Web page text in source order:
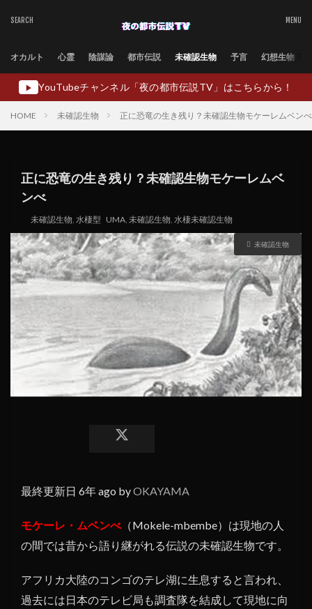
オカルト 心霊 陰謀論 都市伝説 未確認生物 予言 幻想生物
▶ YouTubeチャンネル「夜の都市伝説TV」はこちらから！
HOME 未確認生物 正に恐竜の生き残り？未確認生物モケーレムベンべ
正に恐竜の生き残り？未確認生物モケーレムベ
ンべ
未確認生物, 水棲型 UMA, 未確認生物, 水棲未確認生物
未確認生物
最終更新日 6年 ago byOKAYAMA
モケーレ・ムベンべ（Mokele-mbembe）は現地の人
の間では昔から語り継がれる伝説の未確認生物です。
アフリカ大陸のコンゴのテレ湖に生息すると言われ、
過去には日本のテレビ局も調査隊を結成して現地に向